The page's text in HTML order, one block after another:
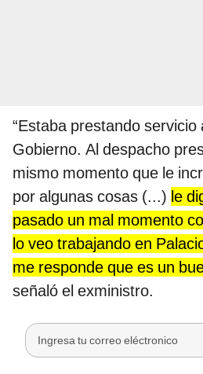
“Estaba prestando servicio
Gobierno. Al despacho
mismo momento que le
por algunas cosas (...) le
pasado un mal momento
lo veo trabajando en
me responde que es un
señaló el exministro.